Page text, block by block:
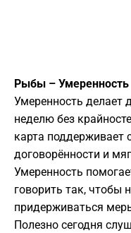
Рыбы – Умеренность
Умеренность делает
неделю без
карта поддерживает
договорённости и
Умеренность
говорить так, чтобы
придерживаться
Полезно сегодня